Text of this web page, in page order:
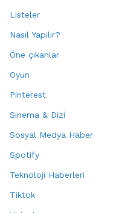
Listeler
Nasıl Yapılır?
Öne çıkanlar
Oyun
Pinterest
Sinema & Dizi
Sosyal Medya Haber
Spotify
Teknoloji Haberleri
Tiktok